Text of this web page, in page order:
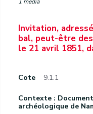
Invitation,
bal, peut-être
le 21 avril 1851,
Cote 9.1.1
Contexte :
archéologique de